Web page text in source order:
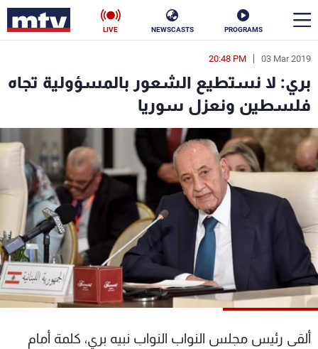
PROGRAMS
NEWSCASTS
LIVE
03 Mar 2019
20:48 PM
بري: لا نستطيع الشعور بالمسؤولية تجاه
فلسطين ونعزل سوريا
ألقى رئيس مجلس النواب النواب نبيه بري، كلمة أمام
en
الأخبار
سياسة ناس
إقتصاد فن
منوعات رياضة
كأس العالم
البرامج
جدول البرامج
شاهد البرامج